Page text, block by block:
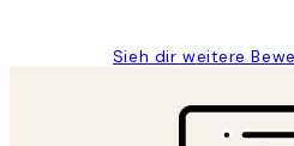
Sieh dir weitere